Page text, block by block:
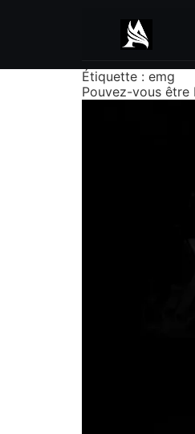
Étiquette : emg
Pouvez-vous être